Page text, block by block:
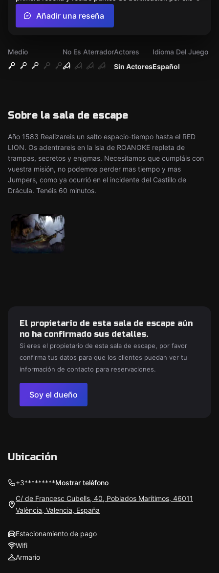
Medio
No Es Aterrador
Sin Actores
Actores
Español
Idioma Del Juego
Sobre la sala de escape
Año 1583 Realizareis un salto espacio-tiempo hasta el RED
LION. Os adentrareis en la isla de ROANOKE repleta de
trampas, secretos y enigmas. Necesitamos que cumpláis con
vuestra misión, no podemos perder mas tiempo y mas
Jumpers, como ya ocurrió en el incidente del Castillo de
Drácula. Tenéis 60 minutos.
Añadir una reseña
El propietario de esta sala de escape aún
no ha confirmado sus detalles.
Si eres el propietario de esta sala de escape, por favor
confirma tus datos para que los clientes puedan ver tu
información de contacto para reservaciones.
Soy el dueño
Ubicación
+3*********Mostrar teléfono
C/ de Francesc Cubells, 40, Poblados Marítimos, 46011
València, Valencia, España
Estacionamiento de pago
Wifi
Armario